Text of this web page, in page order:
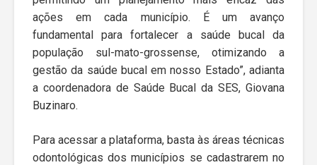
ações em cada município. É um avanço
fundamental para fortalecer a saúde bucal da
população sul-mato-grossense, otimizando a
gestão da saúde bucal em nosso Estado”, adianta
a coordenadora de Saúde Bucal da SES, Giovana
Buzinaro.
Para acessar a plataforma, basta às áreas técnicas
odontológicas dos municípios se cadastrarem no